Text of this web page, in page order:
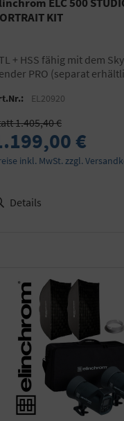
KIT
PRO (separat
EL20920
1.405,40 €
€
inkl. MwSt. zzgl.
Details